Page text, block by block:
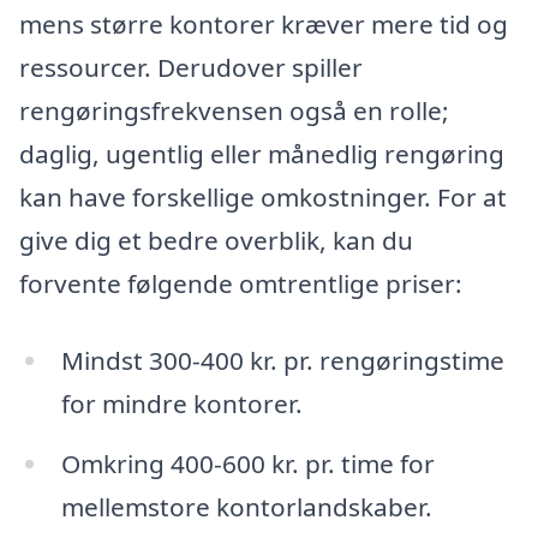
mens større kontorer kræver mere tid og
ressourcer. Derudover spiller
rengøringsfrekvensen også en rolle;
daglig, ugentlig eller månedlig rengøring
kan have forskellige omkostninger. For at
give dig et bedre overblik, kan du
forvente følgende omtrentlige priser:
Mindst 300-400 kr. pr. rengøringstime
for mindre kontorer.
Omkring 400-600 kr. pr. time for
mellemstore kontorlandskaber.